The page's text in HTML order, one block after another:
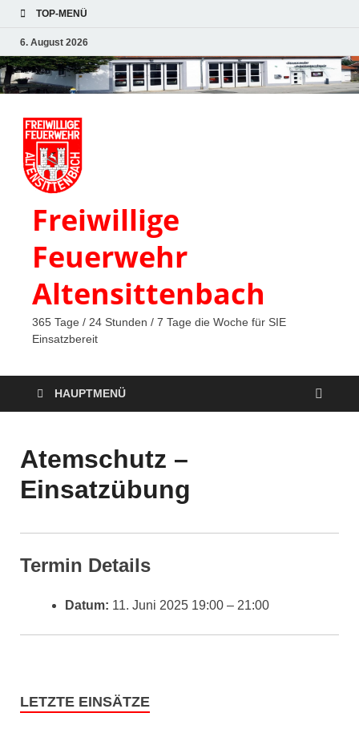
TOP-MENÜ
6. August 2026
Freiwillige
Feuerwehr
Altensittenbach
365 Tage / 24 Stunden / 7 Tage die Woche für SIE
Einsatzbereit
HAUPTMENÜ
Atemschutz –
Einsatzübung
Termin Details
Datum: 11. Juni 2025 19:00 – 21:00
LETZTE EINSÄTZE